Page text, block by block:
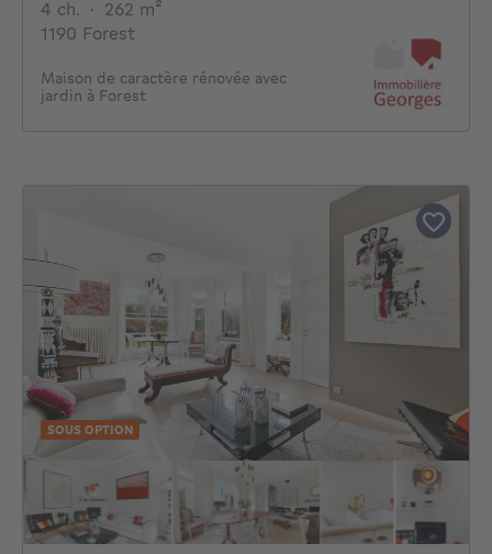
4 ch. 4 chambres
· 262 m²
1190 Forest
Maison de caractère rénovée avec
jardin à Forest
SOUS OPTION